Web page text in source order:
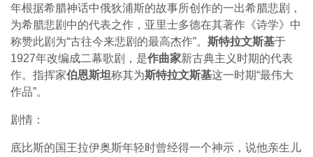
年根据希腊神话中俄狄浦斯的故事所创作的一出希腊悲剧，
为希腊悲剧中的代表之作，亚里士多德在其著作《诗学》中
称赞此剧为“古往今来悲剧的最高杰作”。 斯特拉文斯基于
1927年改编成二幕歌剧，是作曲家新古典主义时期的代表
作。指挥家伯恩斯坦称其为斯特拉文斯基这一时期“最伟大
作品”。
剧情：
底比斯的国王拉伊奥斯年轻时曾经得一个神示，说他亲生儿